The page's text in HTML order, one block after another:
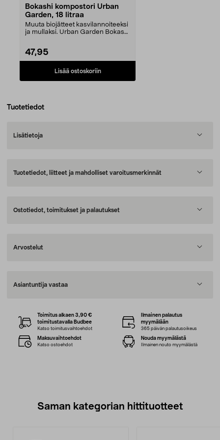
Bokashi kompostori Urban
Garden, 18 litraa
Muuta biojätteet kasvilannoiteeksi
ja mullaksi. Urban Garden Bokashi
47,95
Lisää ostoskoriin
Tuotetiedot
Lisätietoja
Tuotetiedot, liitteet ja mahdolliset varoitusmerkinnät
Ostotiedot, toimitukset ja palautukset
Arvostelut
Asiantuntija vastaa
Toimitus alkaen 3,90 €
toimitustavalla Budbee
Katso toimitusvaihtoehdot
Ilmainen palautus
myymälään
365 päivän palautusoikeus
Maksuvaihtoehdot
Katso ostoehdot
Nouda myymälästä
Ilmainen nouto myymälästä
Saman kategorian hittituotteet